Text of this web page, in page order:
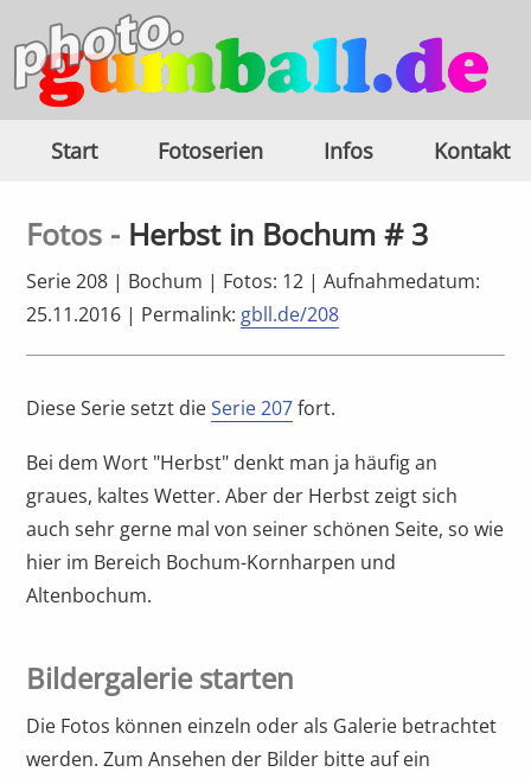
Start Fotoserien Infos Kontakt
Fotos - Herbst in Bochum # 3
Serie 208 | Bochum | Fotos: 12 | Aufnahmedatum:
25.11.2016 | Permalink: gbll.de/208
Diese Serie setzt dieSerie 207fort.
Bei dem Wort "Herbst" denkt man ja häufig an
graues, kaltes Wetter. Aber der Herbst zeigt sich
auch sehr gerne mal von seiner schönen Seite, so wie
hier im Bereich Bochum-Kornharpen und
Altenbochum.
Bildergalerie starten
Die Fotos können einzeln oder als Galerie betrachtet
werden. Zum Ansehen der Bilder bitte auf ein